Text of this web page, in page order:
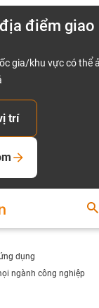
điểm giao
gia/khu vực có thể
trí
dụng
ngành công nghiệp